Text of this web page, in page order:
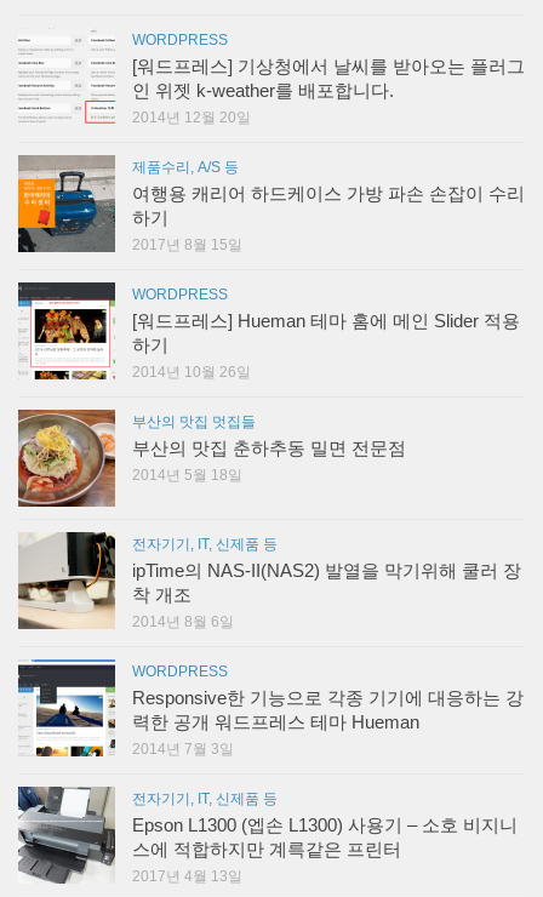
WORDPRESS
[워드프레스] 기상청에서 날씨를 받아오는 플러그
인 위젯 k-weather를 배포합니다.
2014년 12월 20일
제품수리, A/S 등
여행용 캐리어 하드케이스 가방 파손 손잡이 수리
하기
2017년 8월 15일
WORDPRESS
[워드프레스] Hueman 테마 홈에 메인 Slider 적용
하기
2014년 10월 26일
부산의 맛집 멋집들
부산의 맛집 춘하추동 밀면 전문점
2014년 5월 18일
전자기기, IT, 신제품 등
ipTime의 NAS-II(NAS2) 발열을 막기위해 쿨러 장
착 개조
2014년 8월 6일
WORDPRESS
Responsive한 기능으로 각종 기기에 대응하는 강
력한 공개 워드프레스 테마 Hueman
2014년 7월 3일
전자기기, IT, 신제품 등
Epson L1300 (엡손 L1300) 사용기 – 소호 비지니
스에 적합하지만 계륵같은 프린터
2017년 4월 13일